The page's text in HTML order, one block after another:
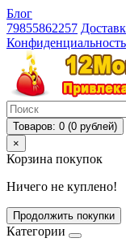
Блог
79855862257
Конфиденциальность
Товаров: 0 (0 рублей)
×
Корзина покупок
Ничего не куплено!
Продолжить покупки
Категории